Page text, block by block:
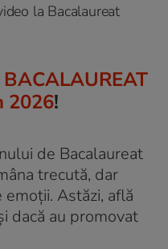
la Bacalaureat
2026!
de Bacalaureat
trecută, dar
Astăzi, află
dacă au promovat